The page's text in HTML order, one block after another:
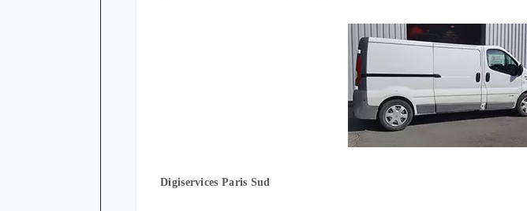
Digiservices Paris Sud